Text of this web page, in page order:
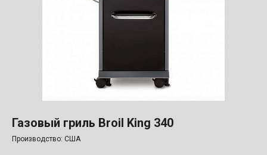
Газовый гриль Broil King 340
Производство: США